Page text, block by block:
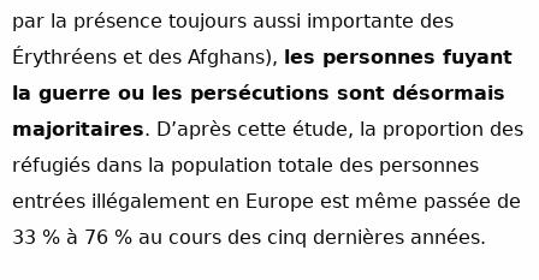
par la présence toujours aussi importante des
Érythréens et des Afghans), les personnes fuyant
la guerre ou les persécutions sont désormais
majoritaires. D’après cette étude, la proportion des
réfugiés dans la population totale des personnes
entrées illégalement en Europe est même passée de
33 % à 76 % au cours des cinq dernières années.